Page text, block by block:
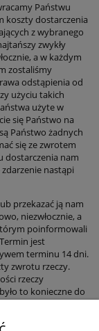
Państwu
koszty dostarczenia
z wybranego
zwykły
a w każdym
zostaliśmy
odstąpienia od
użyciu takich
użyte w
się Państwo na
Państwo żadnych
się ze zwrotem
dostarczenia nam
nastąpi
przekazać ją nam
niezwłocznie, a
poinformowali
jest
terminu 14 dni.
zwrotu rzeczy.
rzeczy
to konieczne do